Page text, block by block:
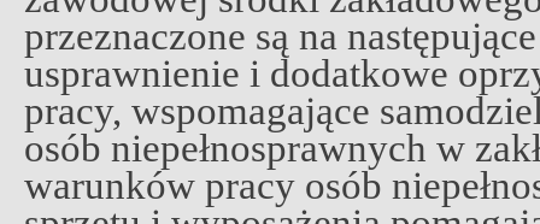
przeznaczone są na
usprawnienie i dodatkowe
pracy, wspomagające
osób niepełnosprawnych w
warunków pracy osób